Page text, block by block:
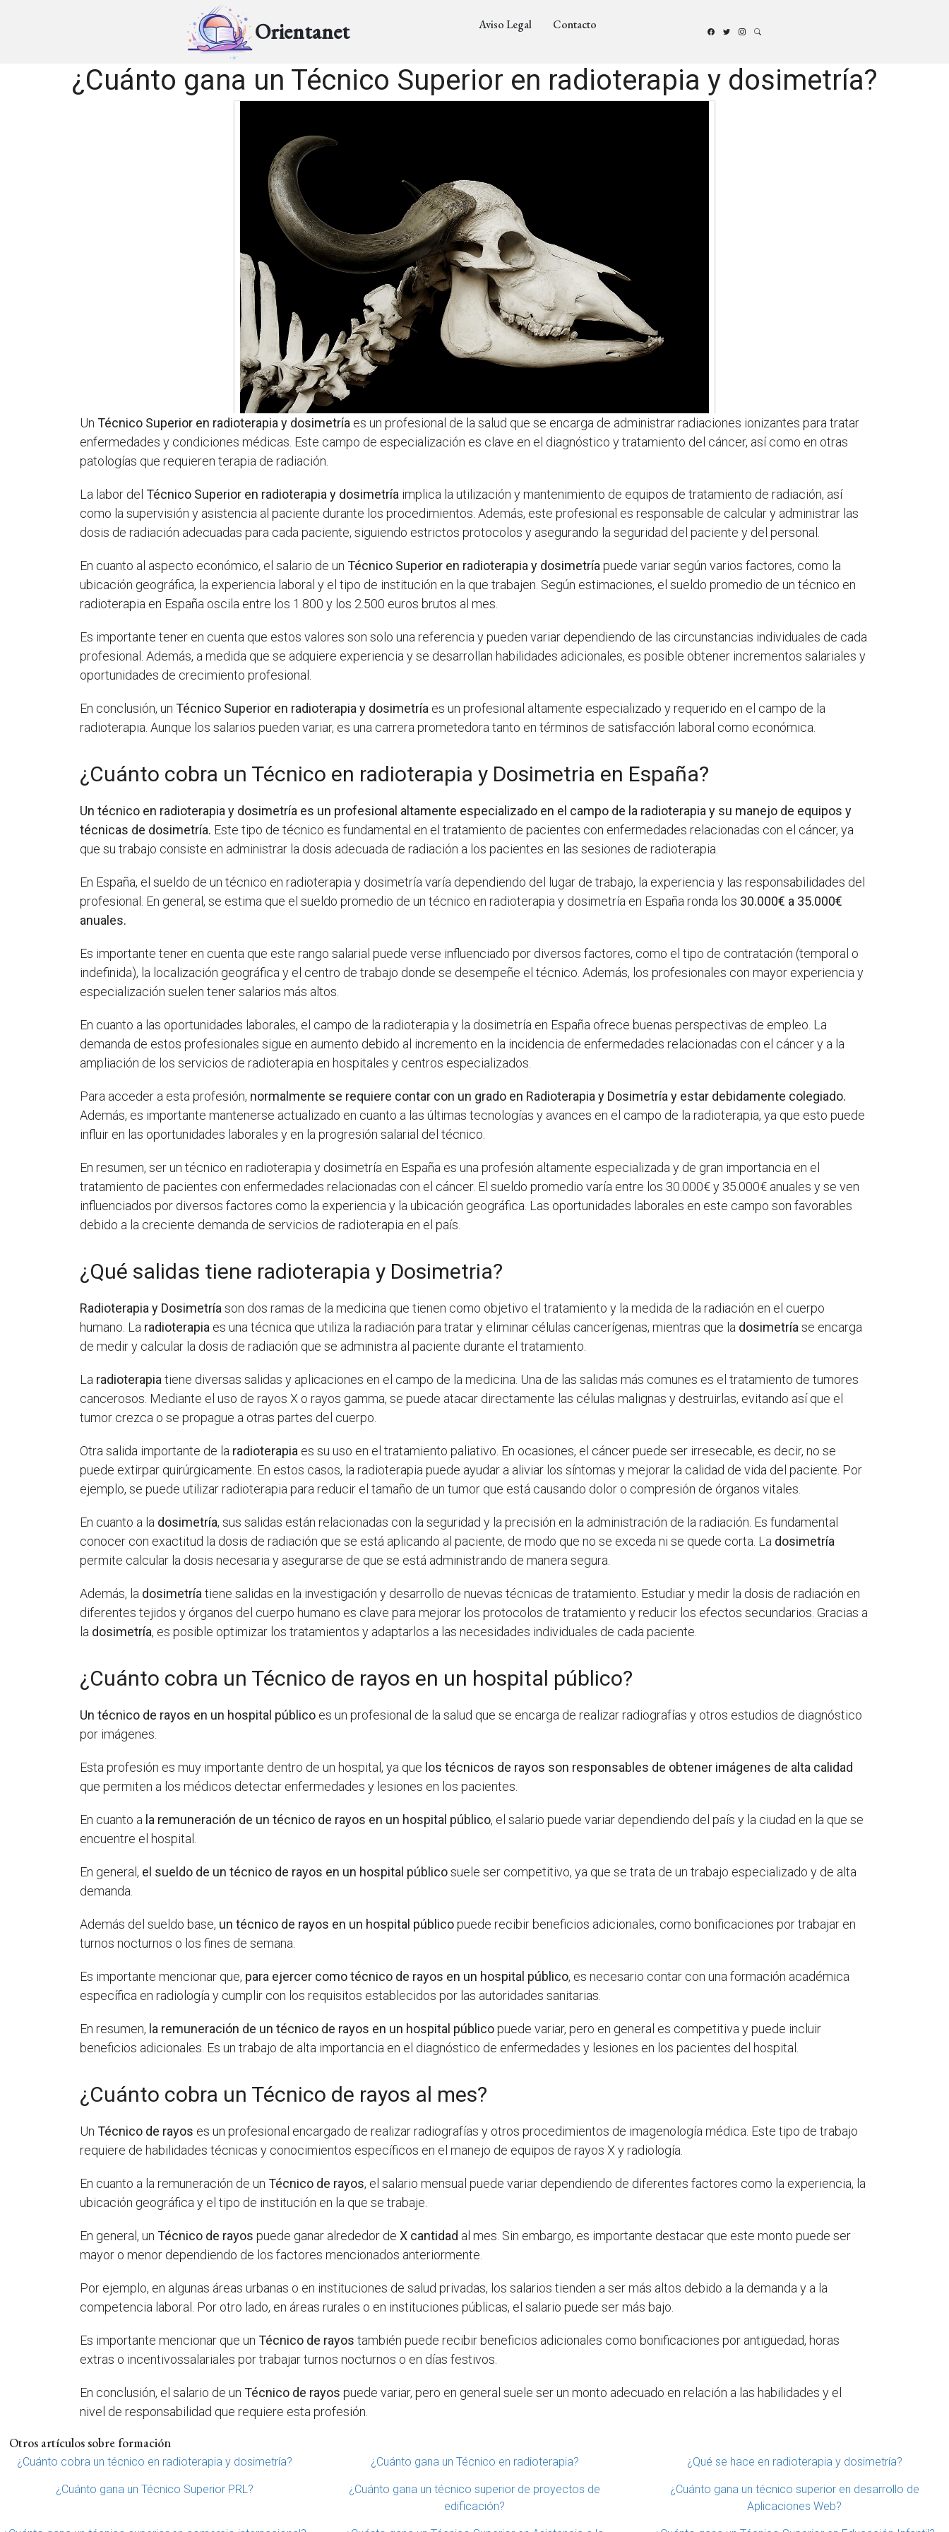
Orientanet Aviso Legal Contacto
¿Cuánto gana un Técnico Superior en radioterapia y dosimetría?
UnTécnico Superior en radioterapia y dosimetría es un profesional de la salud que se encarga de administrar radiaciones ionizantes para tratar
enfermedades y condiciones médicas. Este campo de especialización es clave en el diagnóstico y tratamiento del cáncer, así como en otras
patologías que requieren terapia de radiación.
La labor delTécnico Superior en radioterapia y dosimetría implica la utilización y mantenimiento de equipos de tratamiento de radiación, así
como la supervisión y asistencia al paciente durante los procedimientos. Además, este profesional es responsable de calcular y administrar las
dosis de radiación adecuadas para cada paciente, siguiendo estrictos protocolos y asegurando la seguridad del paciente y del personal.
En cuanto al aspecto económico, el salario de unTécnico Superior en radioterapia y dosimetríapuede variar según varios factores, como la
ubicación geográfica, la experiencia laboral y el tipo de institución en la que trabajen. Según estimaciones, el sueldo promedio de un técnico en
radioterapia en España oscila entre los 1.800 y los 2.500 euros brutos al mes.
Es importante tener en cuenta que estos valores son solo una referencia y pueden variar dependiendo de las circunstancias individuales de cada
profesional. Además, a medida que se adquiere experiencia y se desarrollan habilidades adicionales, es posible obtener incrementos salariales y
oportunidades de crecimiento profesional.
En conclusión, unTécnico Superior en radioterapia y dosimetría es un profesional altamente especializado y requerido en el campo de la
radioterapia. Aunque los salarios pueden variar, es una carrera prometedora tanto en términos de satisfacción laboral como económica.
¿Cuánto cobra un Técnico en radioterapia y Dosimetria en España?
Un técnico en radioterapia y dosimetría es un profesional altamente especializado en el campo de la radioterapia y su manejo de equipos y
técnicas de dosimetría. Este tipo de técnico es fundamental en el tratamiento de pacientes con enfermedades relacionadas con el cáncer, ya
que su trabajo consiste en administrar la dosis adecuada de radiación a los pacientes en las sesiones de radioterapia.
En España, el sueldo de un técnico en radioterapia y dosimetría varía dependiendo del lugar de trabajo, la experiencia y las responsabilidades del
profesional. En general, se estima que el sueldo promedio de un técnico en radioterapia y dosimetría en España ronda los 30.000€ a 35.000€
anuales.
Es importante tener en cuenta que este rango salarial puede verse influenciado por diversos factores, como el tipo de contratación (temporal o
indefinida), la localización geográfica y el centro de trabajo donde se desempeñe el técnico. Además, los profesionales con mayor experiencia y
especialización suelen tener salarios más altos.
En cuanto a las oportunidades laborales, el campo de la radioterapia y la dosimetría en España ofrece buenas perspectivas de empleo. La
demanda de estos profesionales sigue en aumento debido al incremento en la incidencia de enfermedades relacionadas con el cáncer y a la
ampliación de los servicios de radioterapia en hospitales y centros especializados.
Para acceder a esta profesión, normalmente se requiere contar con un grado en Radioterapia y Dosimetría y estar debidamente colegiado.
Además, es importante mantenerse actualizado en cuanto a las últimas tecnologías y avances en el campo de la radioterapia, ya que esto puede
influir en las oportunidades laborales y en la progresión salarial del técnico.
En resumen, ser un técnico en radioterapia y dosimetría en España es una profesión altamente especializada y de gran importancia en el
tratamiento de pacientes con enfermedades relacionadas con el cáncer. El sueldo promedio varía entre los 30.000€ y 35.000€ anuales y se ven
influenciados por diversos factores como la experiencia y la ubicación geográfica. Las oportunidades laborales en este campo son favorables
debido a la creciente demanda de servicios de radioterapia en el país.
¿Qué salidas tiene radioterapia y Dosimetria?
Radioterapia y Dosimetríason dos ramas de la medicina que tienen como objetivo el tratamiento y la medida de la radiación en el cuerpo
humano. La radioterapia es una técnica que utiliza la radiación para tratar y eliminar células cancerígenas, mientras que la dosimetríase encarga
de medir y calcular la dosis de radiación que se administra al paciente durante el tratamiento.
La radioterapiatiene diversas salidas y aplicaciones en el campo de la medicina. Una de las salidas más comunes es el tratamiento de tumores
cancerosos. Mediante el uso de rayos X o rayos gamma, se puede atacar directamente las células malignas y destruirlas, evitando así que el
tumor crezca o se propague a otras partes del cuerpo.
Otra salida importante de la radioterapia es su uso en el tratamiento paliativo. En ocasiones, el cáncer puede ser irresecable, es decir, no se
puede extirpar quirúrgicamente. En estos casos, la radioterapia puede ayudar a aliviar los síntomas y mejorar la calidad de vida del paciente. Por
ejemplo, se puede utilizar radioterapia para reducir el tamaño de un tumor que está causando dolor o compresión de órganos vitales.
En cuanto a la dosimetría, sus salidas están relacionadas con la seguridad y la precisión en la administración de la radiación. Es fundamental
conocer con exactitud la dosis de radiación que se está aplicando al paciente, de modo que no se exceda ni se quede corta. La dosimetría
permite calcular la dosis necesaria y asegurarse de que se está administrando de manera segura.
Además, la dosimetríatiene salidas en la investigación y desarrollo de nuevas técnicas de tratamiento. Estudiar y medir la dosis de radiación en
diferentes tejidos y órganos del cuerpo humano es clave para mejorar los protocolos de tratamiento y reducir los efectos secundarios. Gracias a
la dosimetría, es posible optimizar los tratamientos y adaptarlos a las necesidades individuales de cada paciente.
¿Cuánto cobra un Técnico de rayos en un hospital público?
Un técnico de rayos en un hospital público es un profesional de la salud que se encarga de realizar radiografías y otros estudios de diagnóstico
por imágenes.
Esta profesión es muy importante dentro de un hospital, ya que los técnicos de rayos son responsables de obtener imágenes de alta calidad
que permiten a los médicos detectar enfermedades y lesiones en los pacientes.
En cuanto a la remuneración de un técnico de rayos en un hospital público, el salario puede variar dependiendo del país y la ciudad en la que se
encuentre el hospital.
En general, el sueldo de un técnico de rayos en un hospital públicosuele ser competitivo, ya que se trata de un trabajo especializado y de alta
demanda.
Además del sueldo base, un técnico de rayos en un hospital públicopuede recibir beneficios adicionales, como bonificaciones por trabajar en
turnos nocturnos o los fines de semana.
Es importante mencionar que, para ejercer como técnico de rayos en un hospital público, es necesario contar con una formación académica
específica en radiología y cumplir con los requisitos establecidos por las autoridades sanitarias.
En resumen, la remuneración de un técnico de rayos en un hospital públicopuede variar, pero en general es competitiva y puede incluir
beneficios adicionales. Es un trabajo de alta importancia en el diagnóstico de enfermedades y lesiones en los pacientes del hospital.
¿Cuánto cobra un Técnico de rayos al mes?
UnTécnico de rayos es un profesional encargado de realizar radiografías y otros procedimientos de imagenología médica. Este tipo de trabajo
requiere de habilidades técnicas y conocimientos específicos en el manejo de equipos de rayos X y radiología.
En cuanto a la remuneración de unTécnico de rayos, el salario mensual puede variar dependiendo de diferentes factores como la experiencia, la
ubicación geográfica y el tipo de institución en la que se trabaje.
En general, unTécnico de rayos puede ganar alrededor deX cantidad al mes. Sin embargo, es importante destacar que este monto puede ser
mayor o menor dependiendo de los factores mencionados anteriormente.
Por ejemplo, en algunas áreas urbanas o en instituciones de salud privadas, los salarios tienden a ser más altos debido a la demanda y a la
competencia laboral. Por otro lado, en áreas rurales o en instituciones públicas, el salario puede ser más bajo.
Es importante mencionar que unTécnico de rayos también puede recibir beneficios adicionales como bonificaciones por antigüedad, horas
extras o incentivossalariales por trabajar turnos nocturnos o en días festivos.
En conclusión, el salario de unTécnico de rayos puede variar, pero en general suele ser un monto adecuado en relación a las habilidades y el
nivel de responsabilidad que requiere esta profesión.
Otros artículos sobre formación
¿Cuánto cobra un técnico en radioterapia y dosimetría? ¿Cuánto gana un Técnico en radioterapia? ¿Qué se hace en radioterapia y dosimetría?
¿Cuánto gana un Técnico Superior PRL?
¿Cuánto gana un técnico superior de proyectos de
edificación?
¿Cuánto gana un técnico superior en desarrollo de
Aplicaciones Web?